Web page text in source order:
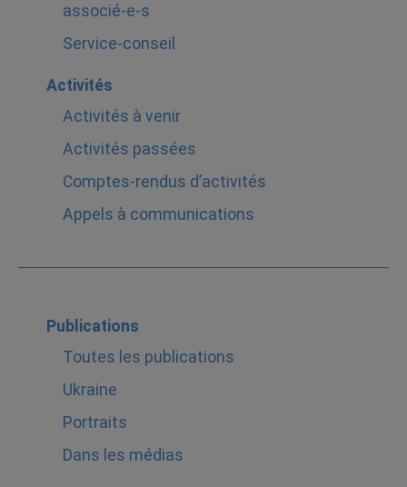
associé-e-s
Service-conseil
Activités
Activités à venir
Activités passées
Comptes-rendus d’activités
Appels à communications
Publications
Toutes les publications
Ukraine
Portraits
Dans les médias